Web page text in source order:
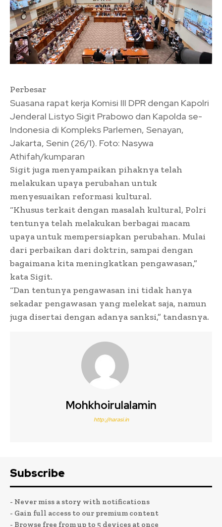
Perbesar
Suasana rapat kerja Komisi III DPR dengan Kapolri
Jenderal Listyo Sigit Prabowo dan Kapolda se-
Indonesia di Kompleks Parlemen, Senayan,
Jakarta, Senin (26/1). Foto: Nasywa
Athifah/kumparan
Sigit juga menyampaikan pihaknya telah
melakukan upaya perubahan untuk
menyesuaikan reformasi kultural.
“Khusus terkait dengan masalah kultural, Polri
tentunya telah melakukan berbagai macam
upaya untuk mempersiapkan perubahan. Mulai
dari perbaikan dari doktrin, sampai dengan
bagaimana kita meningkatkan pengawasan,”
kata Sigit.
“Dan tentunya pengawasan ini tidak hanya
sekadar pengawasan yang melekat saja, namun
juga disertai dengan adanya sanksi,” tandasnya.
Mohkhoirulalamin
http://narasi.in
Subscribe
- Never miss a story with notifications
- Gain full access to our premium content
- Browse free from up to 5 devices at once